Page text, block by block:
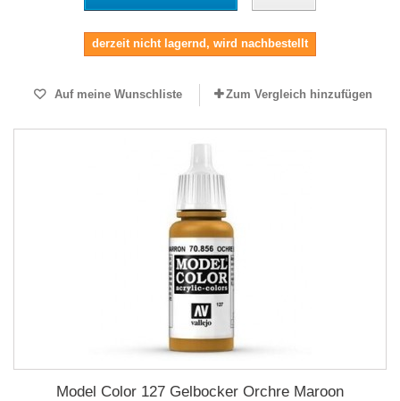
derzeit nicht lagernd, wird nachbestellt
Auf meine Wunschliste Zum Vergleich hinzufügen
Model Color 127 Gelbocker Orchre Maroon